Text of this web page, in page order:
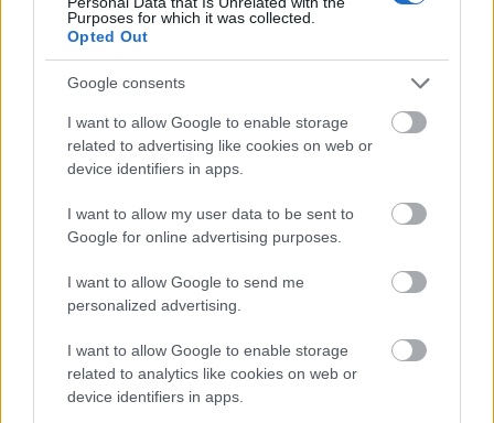
Purposes for which it was collected.
Opted Out
Google consents
I want to allow Google to enable storage
related to advertising like cookies on web or
device identifiers in apps.
I want to allow my user data to be sent to
Google for online advertising purposes.
I want to allow Google to send me
personalized advertising.
I want to allow Google to enable storage
related to analytics like cookies on web or
device identifiers in apps.